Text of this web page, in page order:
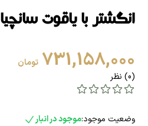
انگشتر با یاقوت سانچیا
731,158,000 تومان
(0) نظر
وضعیت موجود:موجود در انبار